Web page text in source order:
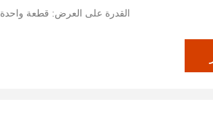
القدرة على العرض: قطعة واحدة